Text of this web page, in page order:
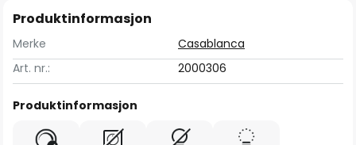
Produktinformasjon
Merke
Casablanca
Art. nr.:
2000306
Produktinformasjon